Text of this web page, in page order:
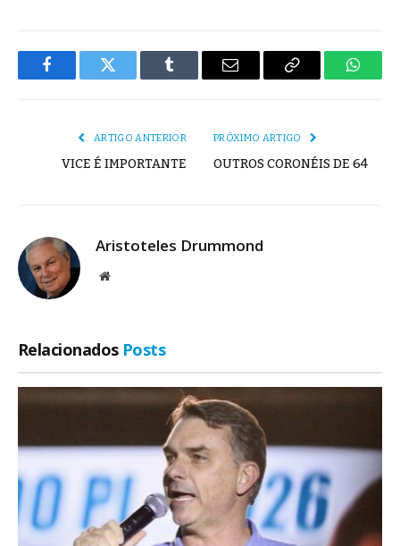
FacebookTwitter Tumblr
E-
Copiar
ARTIGO ANTERIOR
VICE É IMPORTANTE
PRÓXIMO ARTIGO
OUTROS CORONÉIS DE 64
Aristoteles Drummond
Site
Relacionados Posts